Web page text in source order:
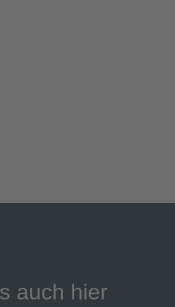
auch hier